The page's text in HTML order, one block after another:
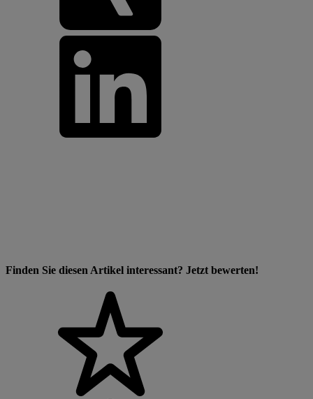
Finden Sie diesen Artikel interessant? Jetzt bewerten!